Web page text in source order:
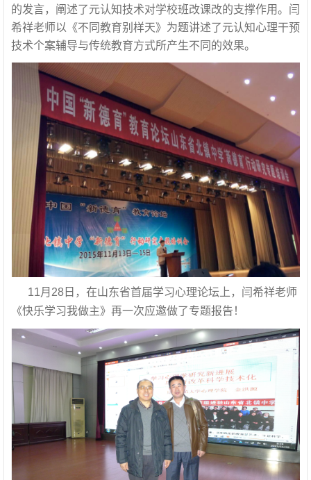
的发言，阐述了元认知技术对学校班改课改的支撑作用。闫
希祥老师以《不同教育别样天》为题讲述了元认知心理干预
技术个案辅导与传统教育方式所产生不同的效果。
11月28日，在山东省首届学习心理论坛上，闫希祥老师
《快乐学习我做主》再一次应邀做了专题报告！